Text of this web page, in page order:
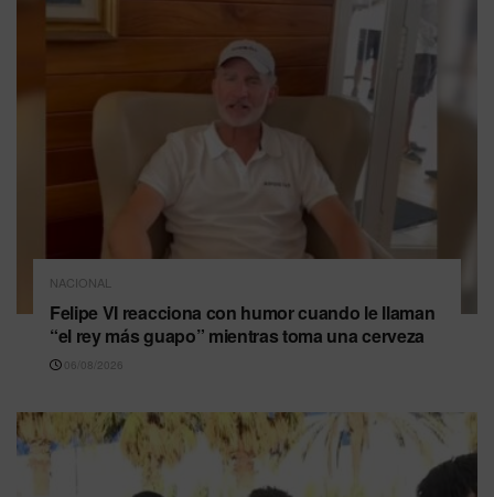
NACIONAL
Felipe VI reacciona con humor cuando le llaman
“el rey más guapo” mientras toma una cerveza
06/08/2026